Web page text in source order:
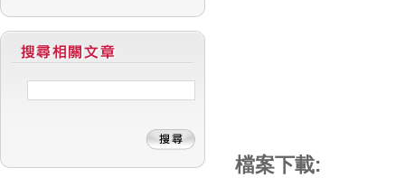
檔案下載: